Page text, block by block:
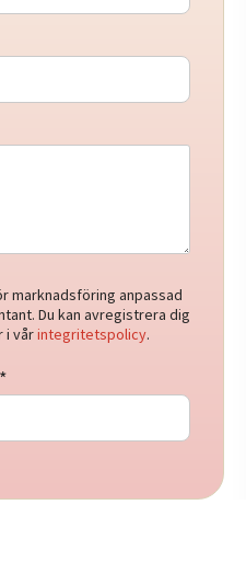
marknadsföring anpassad
Du kan avregistrera dig
i vårintegritetspolicy.
*